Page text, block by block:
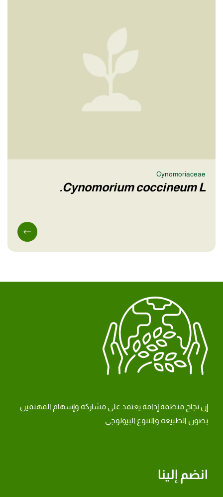
Cynomoriaceae
Cynomorium coccineum L.
انضم إلينا
إن نجاح منظمة إدامة يعتمد على مشاركة وإسهام المهتمين
بصون الطبيعة والتنوع البيولوجي